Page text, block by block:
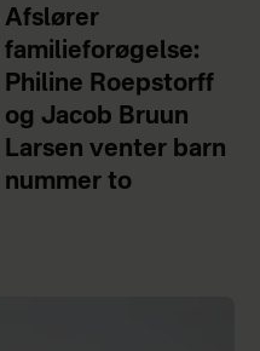
Afslører
familieforøgelse:
Philine Roepstorff
og Jacob Bruun
Larsen venter barn
nummer to